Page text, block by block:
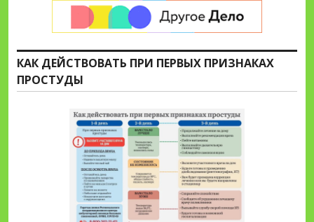
КАК ДЕЙСТВОВАТЬ ПРИ ПЕРВЫХ ПРИЗНАКАХ
ПРОСТУДЫ